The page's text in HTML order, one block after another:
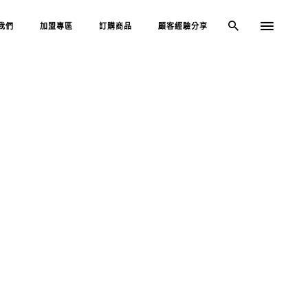
們 加盟專區 訂購商品 顧客經驗分享